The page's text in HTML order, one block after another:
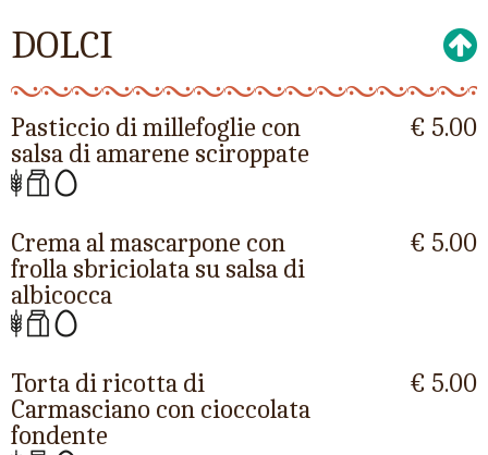
DOLCI
Pasticcio di millefoglie con
salsa di amarene sciroppate
€ 5.00
Crema al mascarpone con
frolla sbriciolata su salsa di
albicocca
€ 5.00
Torta di ricotta di
Carmasciano con cioccolata
fondente
€ 5.00